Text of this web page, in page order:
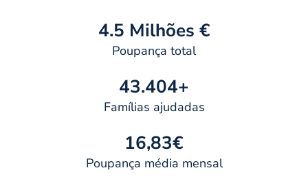
4.5 Milhões €
Poupança total
43.404+
Famílias ajudadas
16,83€
Poupança média mensal